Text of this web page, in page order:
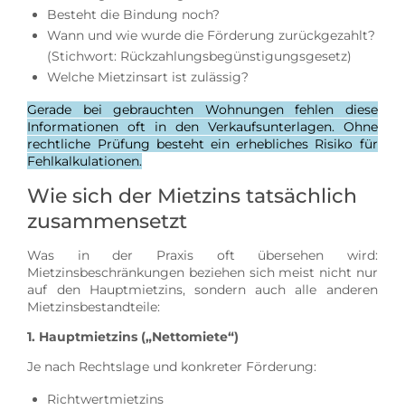
Besteht die Bindung noch?
Wann und wie wurde die Förderung zurückgezahlt?
(Stichwort: Rückzahlungsbegünstigungsgesetz)
Welche Mietzinsart ist zulässig?
Gerade bei gebrauchten Wohnungen fehlen diese
Informationen oft in den Verkaufsunterlagen. Ohne
rechtliche Prüfung besteht ein erhebliches Risiko für
Fehlkalkulationen.
Wie sich der Mietzins tatsächlich
zusammensetzt
Was in der Praxis oft übersehen wird:
Mietzinsbeschränkungen beziehen sich meist nicht nur
auf den Hauptmietzins, sondern auch alle anderen
Mietzinsbestandteile:
1. Hauptmietzins („Nettomiete“)
Je nach Rechtslage und konkreter Förderung:
Richtwertmietzins